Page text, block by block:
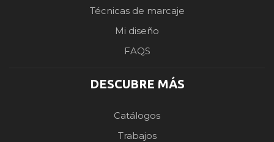
Técnicas de marcaje
Mi diseño
FAQS
DESCUBRE MÁS
Catálogos
Trabajos